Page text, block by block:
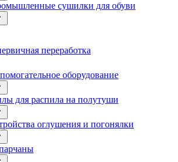
сушилки для обуви
переработка
оборудование
для распила на полутуши
оглушения и погонялки